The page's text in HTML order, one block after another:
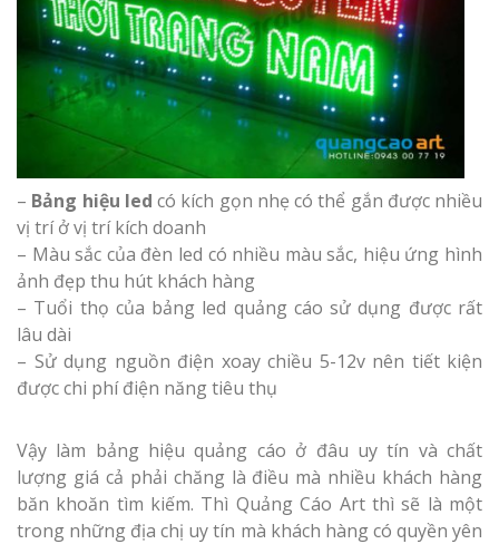
– Bảng hiệu led có kích gọn nhẹ có thể gắn được nhiều
vị trí ở vị trí kích doanh
– Màu sắc của đèn led có nhiều màu sắc, hiệu ứng hình
ảnh đẹp thu hút khách hàng
– Tuổi thọ của bảng led quảng cáo sử dụng được rất
lâu dài
– Sử dụng nguồn điện xoay chiều 5-12v nên tiết kiện
được chi phí điện năng tiêu thụ
Vậy làm bảng hiệu quảng cáo ở đâu uy tín và chất
lượng giá cả phải chăng là điều mà nhiều khách hàng
băn khoăn tìm kiếm. Thì Quảng Cáo Art thì sẽ là một
trong những địa chị uy tín mà khách hàng có quyền yên